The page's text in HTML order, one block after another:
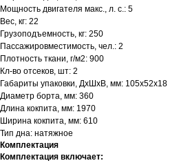
Мощность двигателя макс., л. с.: 5
Вес, кг: 22
Грузоподъемность, кг: 250
Пассажировместимость, чел.: 2
Плотность ткани, г/м2: 900
Кл-во отсеков, шт: 2
Габариты упаковки, ДхШхВ, мм: 105х52х18
Диаметр борта, мм: 360
Длина кокпита, мм: 1970
Ширина кокпита, мм: 610
Тип дна: натяжное
Комплектация
Комплектация включает: